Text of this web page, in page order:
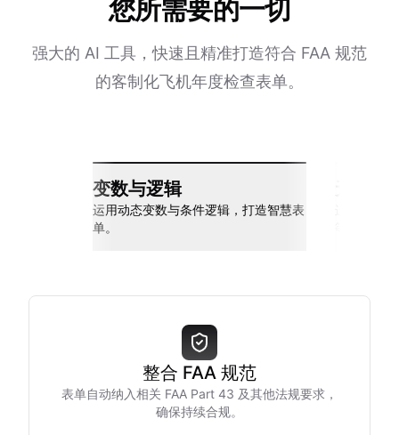
您所需要的一切
强大的 AI 工具，快速且精准打造符合 FAA 规范
的客制化飞机年度检查表单。
变数与逻辑
运用动态变数与条件逻辑，打造智慧表
单。
整合 FAA 规范
表单自动纳入相关 FAA Part 43 及其他法规要求，
确保持续合规。